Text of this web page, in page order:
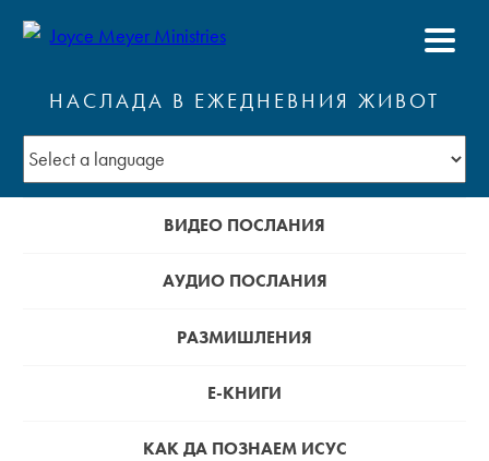
НАСЛАДА В ЕЖЕДНЕВНИЯ ЖИВОТ
ВИДЕО ПОСЛАНИЯ
АУДИО ПОСЛАНИЯ
РАЗМИШЛЕНИЯ
Е-КНИГИ
КАК ДА ПОЗНАЕМ ИСУС